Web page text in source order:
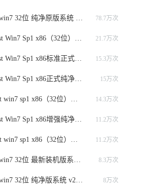
78.7万次
21.7万次
15.3万次
15万次
14.3万次
11.2万次
11.2万次
8.3万次
8万次